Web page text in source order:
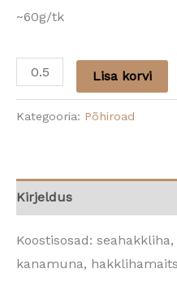
~60g/tk
Lisa korvi
Kategooria: Põhiroad
Kirjeldus
Koostisosad:
kanamuna,